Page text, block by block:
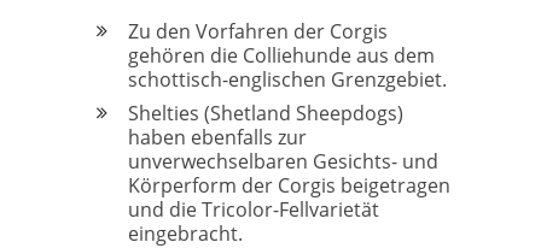
Zu den Vorfahren der Corgis
gehören die Colliehunde aus dem
schottisch-englischen Grenzgebiet.
Shelties (Shetland Sheepdogs)
haben ebenfalls zur
unverwechselbaren Gesichts- und
Körperform der Corgis beigetragen
und die Tricolor-Fellvarietät
eingebracht.